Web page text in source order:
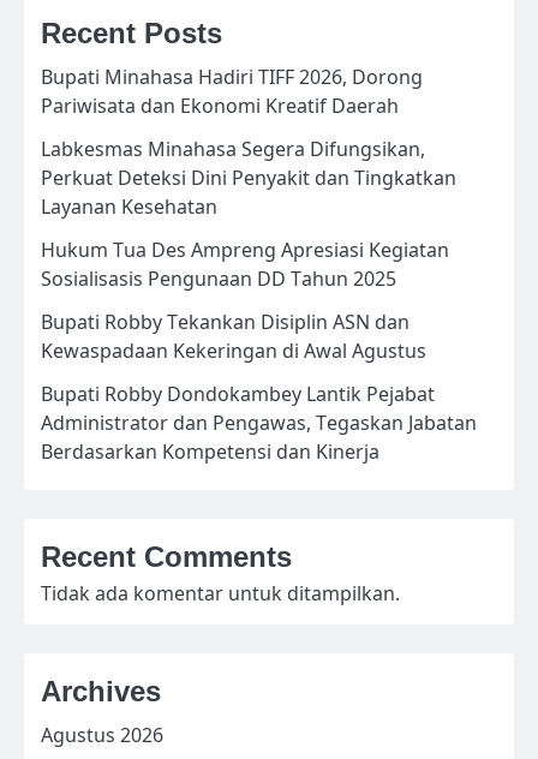
Recent Posts
Bupati Minahasa Hadiri TIFF 2026, Dorong
Pariwisata dan Ekonomi Kreatif Daerah
Labkesmas Minahasa Segera Difungsikan,
Perkuat Deteksi Dini Penyakit dan Tingkatkan
Layanan Kesehatan
Hukum Tua Des Ampreng Apresiasi Kegiatan
Sosialisasis Pengunaan DD Tahun 2025
Bupati Robby Tekankan Disiplin ASN dan
Kewaspadaan Kekeringan di Awal Agustus
Bupati Robby Dondokambey Lantik Pejabat
Administrator dan Pengawas, Tegaskan Jabatan
Berdasarkan Kompetensi dan Kinerja
Recent Comments
Tidak ada komentar untuk ditampilkan.
Archives
Agustus 2026